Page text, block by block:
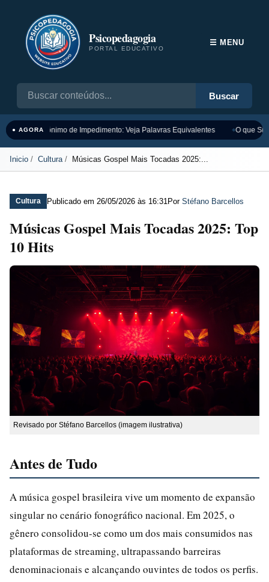
Psicopedagogia
PORTAL EDUCATIVO
Buscar
☰ MENU
● AGORASinônimo de Impedimento: Veja Palavras Equivalentes O que
Inicio Cultura Músicas Gospel Mais Tocadas 2025:...
Cultura Publicado em 26/05/2026 às 16:31 Por Stéfano Barcellos
Músicas Gospel Mais Tocadas 2025: Top
10 Hits
Revisado por Stéfano Barcellos (imagem ilustrativa)
Antes de Tudo
A música gospel brasileira vive um momento de expansão
singular no cenário fonográfico nacional. Em 2025, o
gênero consolidou-se como um dos mais consumidos nas
plataformas de streaming, ultrapassando barreiras
denominacionais e alcançando ouvintes de todos os perfis.